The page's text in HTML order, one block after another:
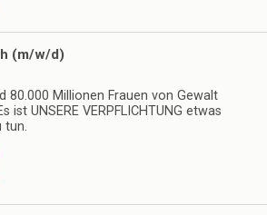
(m/w/d)
80.000 Millionen Frauen von Gewalt
ist UNSERE VERPFLICHTUNG etwas
tun.